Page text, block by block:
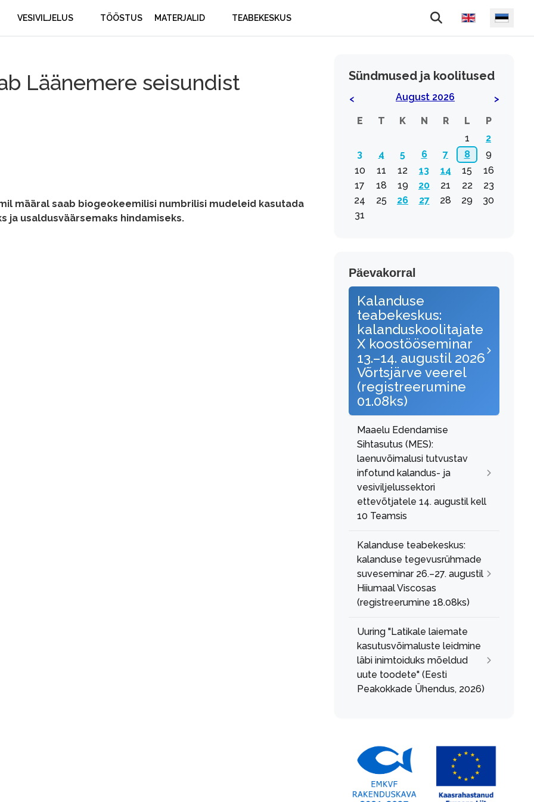
VESIVILJELUS TÖÖSTUS MATERJALID TEABEKESKUS Vali keel
Läänemere seisundist
määral saab biogeokeemilisi numbrilisi mudeleid kasutada
ja usaldusväärsemaks hindamiseks.
Sündmused ja koolitused
< August 2026
>
E
T K N R L
P
1
2
3
4 5 6 7 8
9
10
11 12 13 14 15
16
17
18 19 20 21 22
23
24
25 26 27 28 29
30
31
Päevakorral
Kalanduse
teabekeskus:
kalanduskoolitajate
X koostööseminar
13.–14. augustil 2026
Võrtsjärve veerel
(registreerumine
01.08ks)
Maaelu Edendamise
Sihtasutus (MES):
laenuvõimalusi tutvustav
infotund kalandus- ja
vesiviljelussektori
ettevõtjatele 14. augustil kell
10 Teamsis
Kalanduse teabekeskus:
kalanduse tegevusrühmade
suveseminar 26.–27. augustil
Hiiumaal Viscosas
(registreerumine 18.08ks)
Uuring "Latikale laiemate
kasutusvõimaluste leidmine
läbi inimtoiduks mõeldud
uute toodete" (Eesti
Peakokkade Ühendus, 2026)